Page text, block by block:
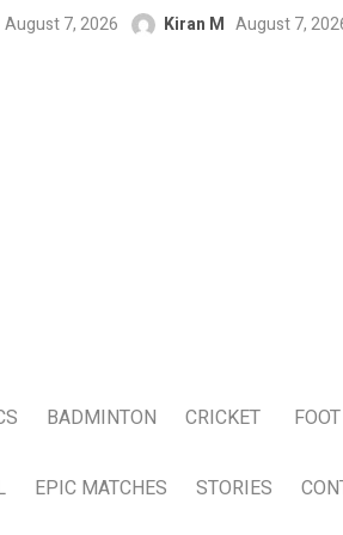
August 7, 2026 Kiran M August 7,
BADMINTON CRICKET
EPIC MATCHES STORIES